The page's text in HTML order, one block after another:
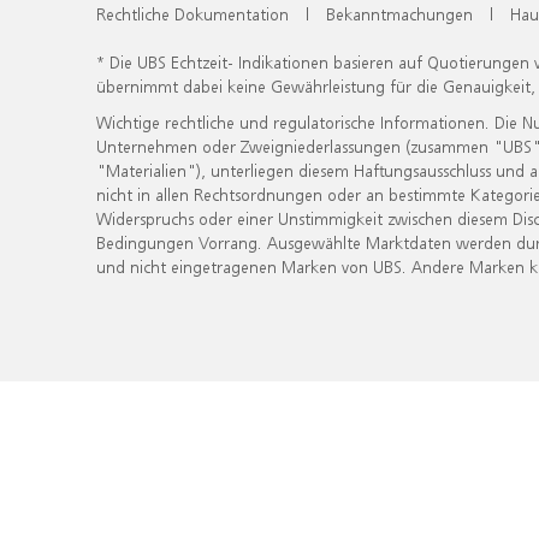
Rechtliche Dokumentation | Bekanntmachungen |
* Die UBS Echtzeit- Indikationen basieren auf
übernimmt dabei keine Gewährleistung für die
Wichtige rechtliche und regulatorische Informationen. Die
Unternehmen oder Zweigniederlassungen (zusammen
"Materialien"), unterliegen diesem Haftungsausschluss
nicht in allen Rechtsordnungen oder an bestimmte
Widerspruchs oder einer Unstimmigkeit zwischen diesem
Bedingungen Vorrang. Ausgewählte Marktdaten werden
und nicht eingetragenen Marken von UBS. Andere Marken